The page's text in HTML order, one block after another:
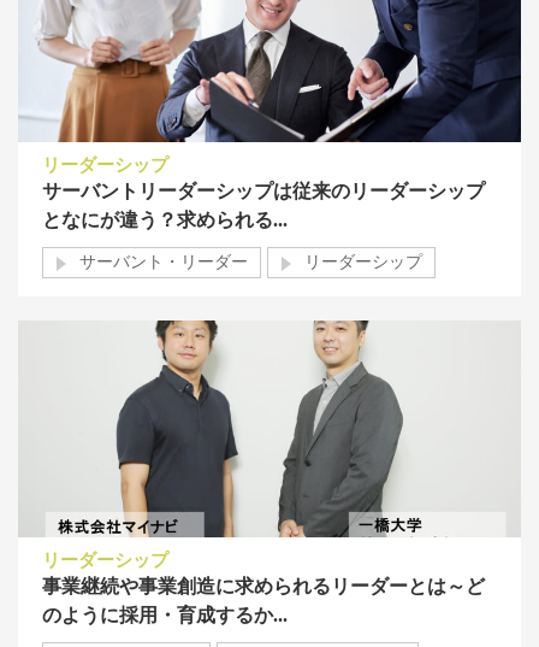
リーダーシップ
サーバントリーダーシップは従来のリーダーシップ
となにが違う？求められる...
サーバント・リーダー リーダーシップ
リーダーシップ
事業継続や事業創造に求められるリーダーとは～ど
のように採用・育成するか...